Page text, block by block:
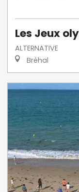
Les Jeux
ALTERNATIVE
Bréhal